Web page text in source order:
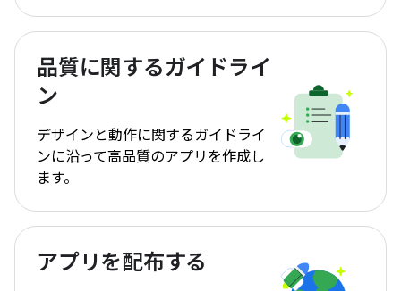
品質に関するガイドライ
ン
デザインと動作に関するガイドライ
ンに沿って高品質のアプリを作成し
ます。
アプリを配布する